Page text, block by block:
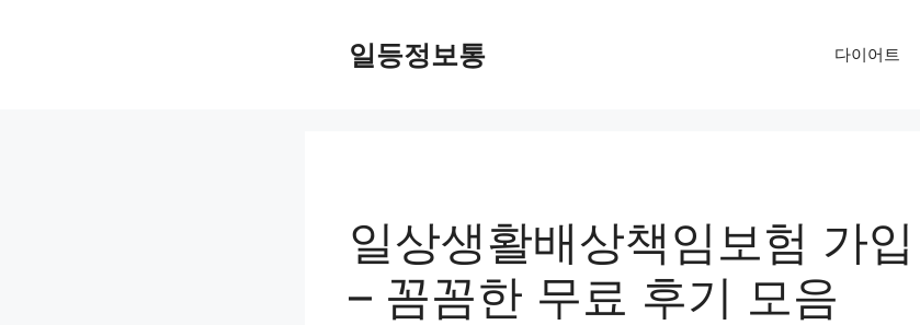
일등정보통 다이어트
일상생활배상책임보험 가
– 꼼꼼한 무료 후기 모음